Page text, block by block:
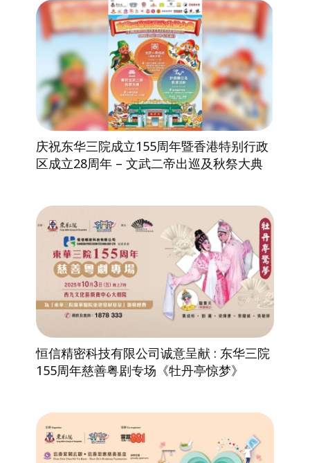
庆祝东华三院成立155周年暨香港特别行政
区成立28周年 – 文武二帝出巡及秋祭大典
恒信精密科技有限公司诚意呈献 : 东华三院
155周年慈善粤剧专场《牡丹亭惊梦》